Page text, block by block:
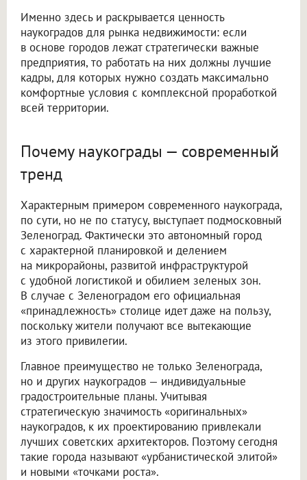
Именно здесь и раскрывается ценность
наукоградов для рынка недвижимости: если
в основе городов лежат стратегически важные
предприятия, то работать на них должны лучшие
кадры, для которых нужно создать максимально
комфортные условия с комплексной проработкой
всей территории.
Почему наукограды — современный
тренд
Характерным примером современного наукограда,
по сути, но не по статусу, выступает подмосковный
Зеленоград. Фактически это автономный город
с характерной планировкой и делением
на микрорайоны, развитой инфраструктурой
с удобной логистикой и обилием зеленых зон.
В случае с Зеленоградом его официальная
«принадлежность» столице идет даже на пользу,
поскольку жители получают все вытекающие
из этого привилегии.
Главное преимущество не только Зеленограда,
но и других наукоградов — индивидуальные
градостроительные планы. Учитывая
стратегическую значимость «оригинальных»
наукоградов, к их проектированию привлекали
лучших советских архитекторов. Поэтому сегодня
такие города называют «урбанистической элитой»
и новыми «точками роста».